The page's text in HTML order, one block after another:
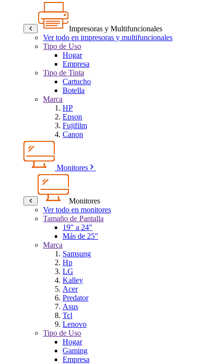
Impresoras y Multifuncionales
Ver todo en impresoras y multifuncionales
Tipo de Uso
Hogar
Empresa
Tipo de Tinta
Cartucho
Botella
Marca
HP
Epson
Fujifilm
Canon
Monitores
Monitores
Ver todo en monitores
Tamaño de Pantalla
19" a 24"
Más de 25"
Marca
Samsung
Hp
LG
Kalley
Acer
Predator
Asus
Tcl
Lenovo
Tipo de Uso
Hogar
Gaming
Empresa